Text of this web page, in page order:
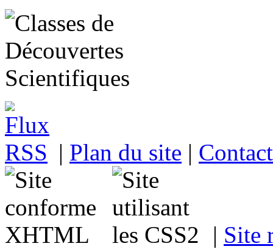
| Plan du site |
| Site